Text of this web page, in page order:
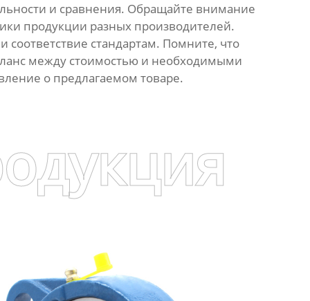
и сравнения. Обращайте внимание
продукции разных производителей.
стандартам. Помните, что
между стоимостью и необходимыми
о предлагаемом товаре.